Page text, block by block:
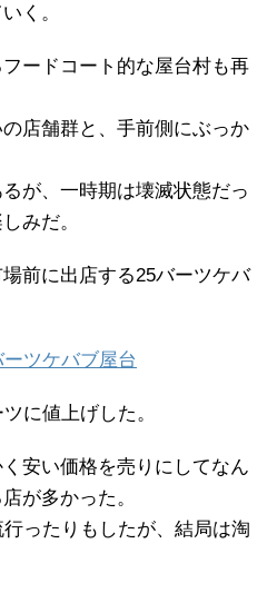
く。
ードコート的な屋台村も再
店舗群と、手前側にぶっか
が、一時期は壊滅状態だっ
みだ。
前に出店する25バーツケバ
ツケバブ屋台
に値上げした。
安い価格を売りにしてなん
が多かった。
ったりもしたが、結局は淘